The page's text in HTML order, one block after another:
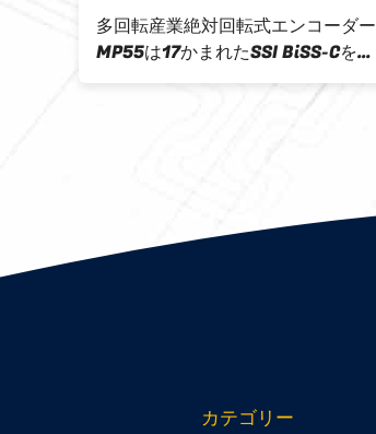
多回転産業絶対回転式エンコーダー
MP55は17かまれたSSI BiSS-Cをイ
ンターフェイスさせる
カテゴリー